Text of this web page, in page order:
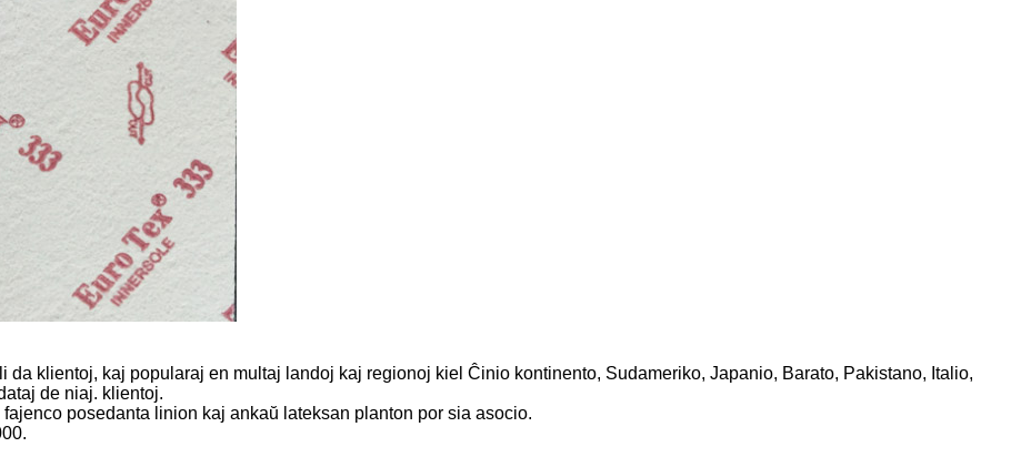
klientoj, kaj popularaj en multaj landoj kaj regionoj kiel Ĉinio kontinento, Sudameriko, Japanio, Barato, Pakistano, Italio,
de niaj. klientoj.
posedanta linion kaj ankaŭ lateksan planton por sia asocio.